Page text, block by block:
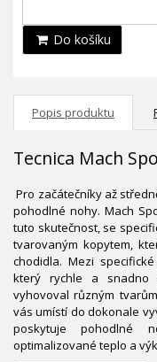
Do košíku
Popis produktu
Tecnica Mach
Pro začátečníky až
pohodlné nohy. Mach
tuto skutečnost, se
tvarovaným kopytem,
chodidla. Mezi
který rychle a snadno
vyhovoval různým
vás umístí do dokonale
poskytuje pohodlné
optimalizované teplo a